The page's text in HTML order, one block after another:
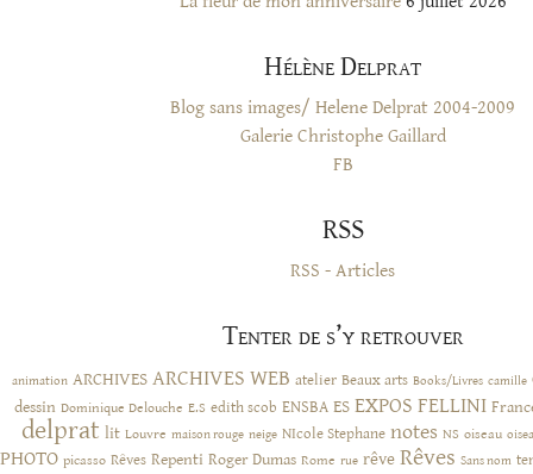
Hélène Delprat
Blog sans images/ Helene Delprat 2004-2009
Galerie Christophe Gaillard
FB
RSS
RSS - Articles
Tenter de s’y retrouver
animation ARCHIVES ARCHIVES WEB atelier Beaux arts Books/Livres camille
dessin Dominique Delouche E.S edith scob ENSBA ES EXPOS FELLINI
delprat lit Louvre maison rouge neige NIcole Stephane notes NS oiseau
PHOTO picasso Rêves Repenti Roger Dumas Rome rue rêve Rêves Sans nom